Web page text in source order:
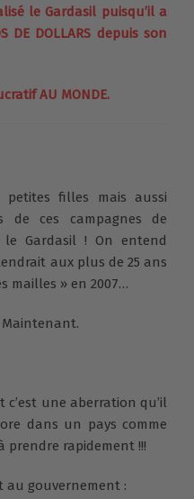
le Gardasil puisqu’il a
DE DOLLARS depuis son
AU MONDE.
petites filles mais aussi
de ces campagnes de
le Gardasil ! On entend
aux plus de 25 ans
mailles » en 2007…
Maintenant.
c’est une aberration qu’il
dans un pays comme
prendre rapidement !!!
au gouvernement :